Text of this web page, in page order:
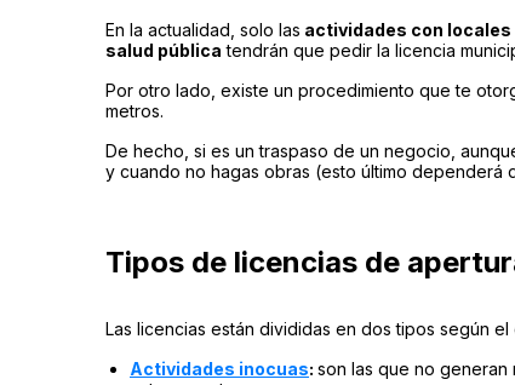
En la actualidad, solo las actividades con
salud pública tendrán que pedir la licencia
Por otro lado, existe un procedimiento que te
metros.
De hecho, si es un traspaso de un negocio,
y cuando no hagas obras (esto último dependerá
Tipos de licencias de
Las licencias están divididas en dos tipos según
Actividades inocuas: son las que no generan